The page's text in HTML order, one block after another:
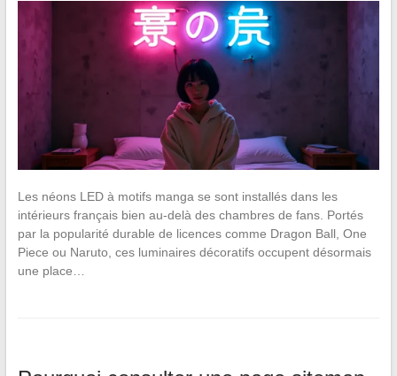
Les néons LED à motifs manga se sont installés dans les
intérieurs français bien au-delà des chambres de fans. Portés
par la popularité durable de licences comme Dragon Ball, One
Piece ou Naruto, ces luminaires décoratifs occupent désormais
une place…